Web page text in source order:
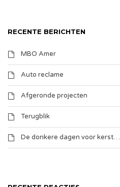
RECENTE BERICHTEN
MBO Amer
Auto reclame
Afgeronde projecten
Terugblik
De donkere dagen voor kerst…